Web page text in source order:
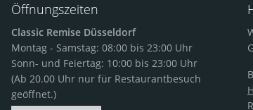
Öffnungszeiten
Classic Remise Düsseldorf
Montag - Samstag: 08:00 bis 23:00 Uhr
Sonn- und Feiertag: 10:00 bis 23:00 Uhr
(Ab 20.00 Uhr nur für Restaurantbesuch
geöffnet.)